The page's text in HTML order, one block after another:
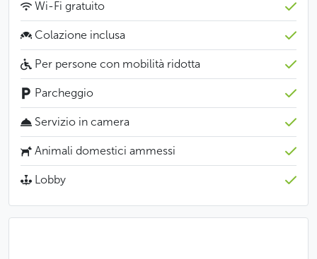
Wi-Fi gratuito
Colazione inclusa
Per persone con mobilità ridotta
Parcheggio
Servizio in camera
Animali domestici ammessi
Lobby